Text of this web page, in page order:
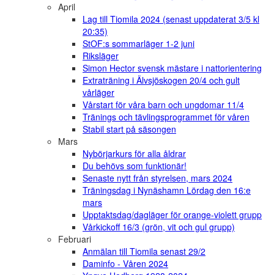
April
Lag till Tiomila 2024 (senast uppdaterat 3/5 kl
20:35)
StOF:s sommarläger 1-2 juni
Riksläger
Simon Hector svensk mästare i nattorientering
Extraträning i Älvsjöskogen 20/4 och gult
vårläger
Vårstart för våra barn och ungdomar 11/4
Tränings och tävlingsprogrammet för våren
Stabil start på säsongen
Mars
Nybörjarkurs för alla åldrar
Du behövs som funktionär!
Senaste nytt från styrelsen, mars 2024
Träningsdag i Nynäshamn Lördag den 16:e
mars
Upptaktsdag/dagläger för orange-violett grupp
Vårkickoff 16/3 (grön, vit och gul grupp)
Februari
Anmälan till Tiomila senast 29/2
Daminfo - Våren 2024